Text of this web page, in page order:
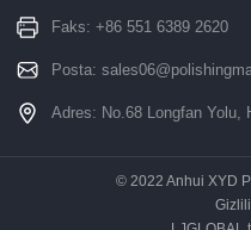
Faks: +86 551 6389 2620
Posta:
Adres: No.68 Longfan Yolu,
© 2022 Anhui XYD